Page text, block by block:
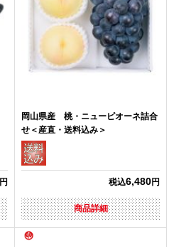
円
岡山県産 桃・ニューピオーネ詰合
せ＜産直・送料込み＞
税込6,480円
商品詳細